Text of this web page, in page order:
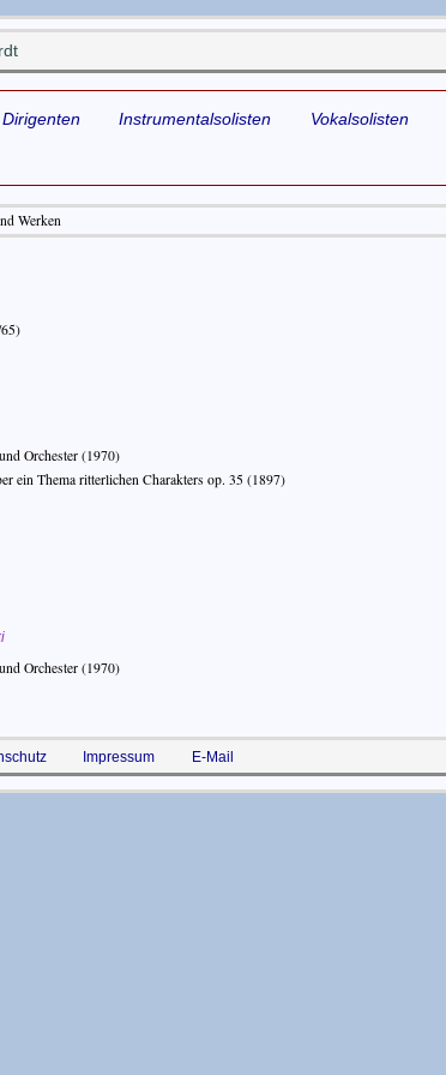
Dirigenten Instrumentalsolisten Vokalsolisten
Werken
Orchester(1970)
ein Thema ritterlichen Charakters op. 35 (1897)
Orchester(1970)
Impressum E-Mail